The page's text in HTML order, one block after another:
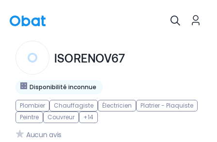
Disponibilité inconnue
ISORENOV67
Plombier Chauffagiste Électricien
Platrier - Plaquiste
Peintre
Couvreur +14
Aucun avis